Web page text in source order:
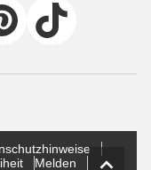
Melden